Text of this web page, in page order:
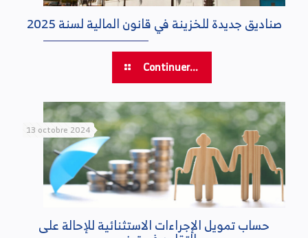
صناديق جديدة للخزينة في قانون المالية لسنة 2025
Continuer...
13 octobre 2024
حساب تمويل الإجراءات الاستثنائية للإحالة على